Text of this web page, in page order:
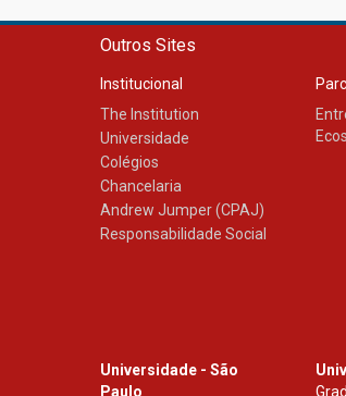
Outros Sites
Institucional
The Institution
Universidade
Colégios
Chancelaria
Andrew Jumper (CPAJ)
Responsabilidade Social
Universidade - São
Paulo